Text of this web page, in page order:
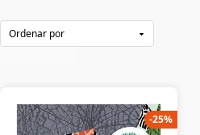
-25%